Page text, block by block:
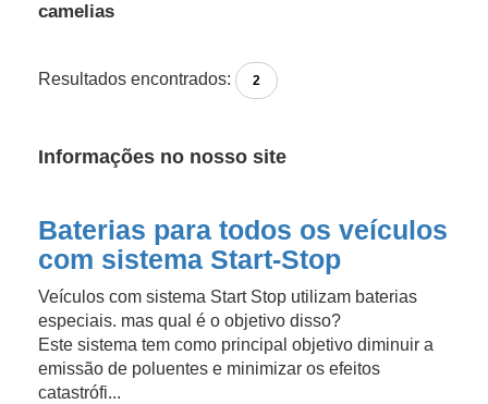
camelias
Resultados encontrados: 2
Informações no nosso site
Baterias para todos os veículos
com sistema Start-Stop
Veículos com sistema Start Stop utilizam baterias
especiais. mas qual é o objetivo disso?
Este sistema tem como principal objetivo diminuir a
emissão de poluentes e minimizar os efeitos
catastrófi...